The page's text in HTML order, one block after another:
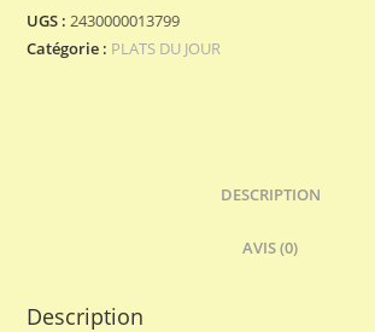
BOLOGNESE
UGS :2430000013799
Catégorie : PLATS DU JOUR
DESCRIPTION
AVIS (0)
Description